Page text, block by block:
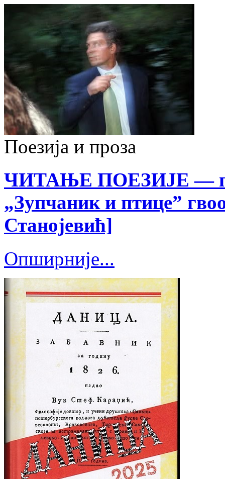
Поезија и проза
ЧИТАЊЕ ПОЕЗИЈЕ —
„Зупчаник и птице”
Станојевић]
Опширније...